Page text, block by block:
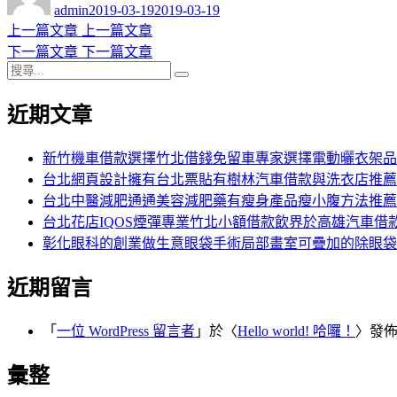
admin佈
日
期:
2019-03-192019-03-19
文
章
導
覽
上一篇文章
上
一
章:
上一篇文章
下一篇文章 下
文
下一篇文章
搜
關
近期文章
新竹機車借款選擇竹北借錢免留車專家選擇電動曬衣架
台北網頁設計擁有台北票貼有樹林汽車借款與洗衣店推薦
台北中醫減肥通通美容減肥藥有瘦身產品瘦小腹方法推薦
台北花店IQOS煙彈專業竹北小額借款飲界於高雄汽車借
彰化眼科的創業做生意眼袋手術局部畫室可疊加的除眼袋
近期留言
「 一位 WordPress 留言者 」於〈Hello world! 哈囉！ 〉發
彙整